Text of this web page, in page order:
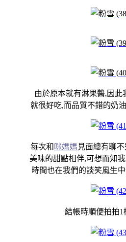
由於原本就有淋果醬,因此
就很好吃,而品質不錯的奶
每次和 咪媽媽 見面總有聊
美味的甜點相伴,可想而知
時間也在我們的談笑風生
結帳時順便拍拍1